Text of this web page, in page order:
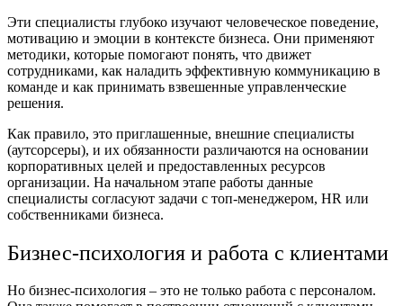
Эти специалисты глубоко изучают человеческое поведение,
мотивацию и эмоции в контексте бизнеса. Они применяют
методики, которые помогают понять, что движет
сотрудниками, как наладить эффективную коммуникацию в
команде и как принимать взвешенные управленческие
решения.
Как правило, это приглашенные, внешние специалисты
(аутсорсеры), и их обязанности различаются на основании
корпоративных целей и предоставленных ресурсов
организации. На начальном этапе работы данные
специалисты согласуют задачи с топ-менеджером, HR или
собственниками бизнеса.
Бизнес-психология и работа с клиентами
Но бизнес-психология – это не только работа с персоналом.